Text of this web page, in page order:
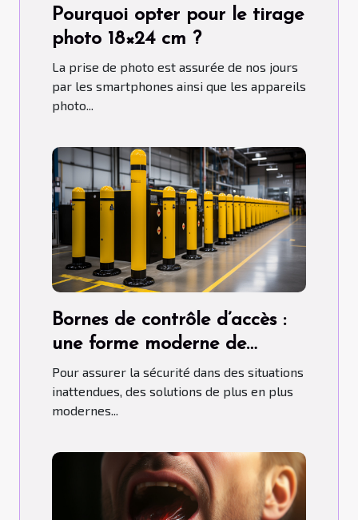
Pourquoi opter pour le tirage
photo 18×24 cm ?
La prise de photo est assurée de nos jours
par les smartphones ainsi que les appareils
photo...
Bornes de contrôle d’accès :
une forme moderne de
contrôle d'accès
Pour assurer la sécurité dans des situations
inattendues, des solutions de plus en plus
modernes...